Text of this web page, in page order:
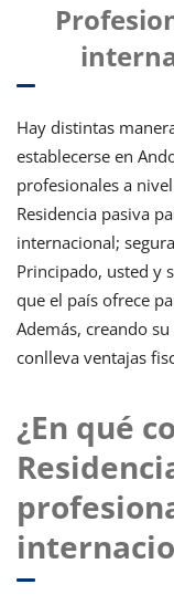
Hay distintas
establecerse en
profesionales a
Residencia pasiva
internacional;
Principado, usted y
que el país ofrece
Además, creando
conlleva ventajas
¿En qué